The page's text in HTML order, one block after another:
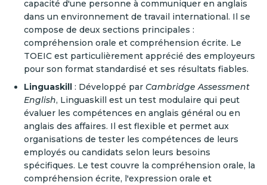
capacité d'une personne à communiquer en anglais
dans un environnement de travail international. Il se
compose de deux sections principales :
compréhension orale et compréhension écrite. Le
TOEIC est particulièrement apprécié des employeurs
pour son format standardisé et ses résultats fiables.
Linguaskill : Développé par Cambridge Assessment
English, Linguaskill est un test modulaire qui peut
évaluer les compétences en anglais général ou en
anglais des affaires. Il est flexible et permet aux
organisations de tester les compétences de leurs
employés ou candidats selon leurs besoins
spécifiques. Le test couvre la compréhension orale, la
compréhension écrite, l'expression orale et